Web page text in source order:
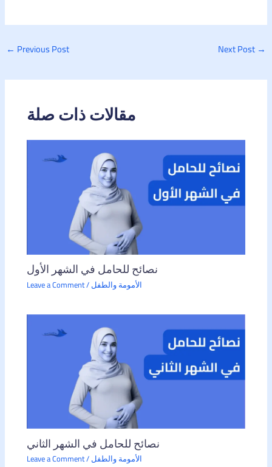
← Previous Post Next Post →
مقالات ذات صلة
نصائح للحامل في الشهر الأول
Leave a Comment/الأمومة والطفل
نصائح للحامل في الشهر الثاني
Leave a Comment/الأمومة والطفل